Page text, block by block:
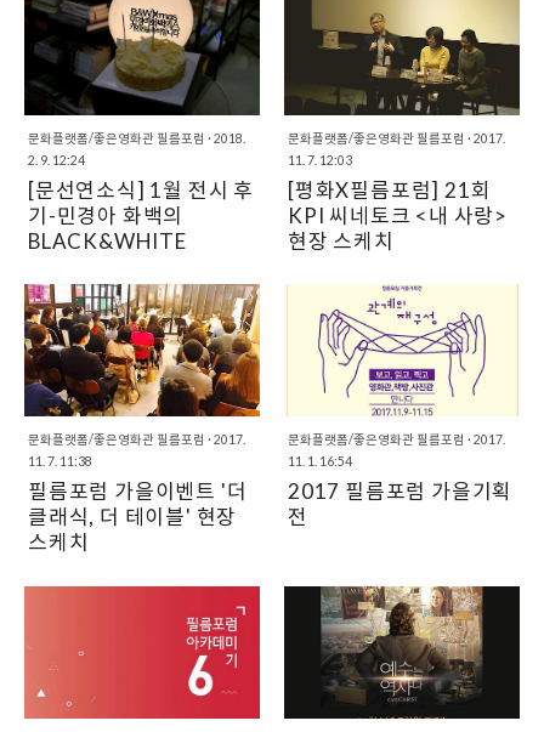
서 명맥이 끊기다시피 하다가 신현
원 감독의 「소명」으로 극장가에
다시 살아난 해이기도 합니다. 하여
2019년 서울국제사랑영화제는 지
난 10년을 돌아보며 지금까지 기독
영화인상을 수상한 영화 제작자와
연출자뿐만 아니라 그들의 작품들
을 회고하고 문화선..
어 상반기 시네마 프로그램을 잘 마
칠 수 있었습니다. 하반기에도 더욱
유익하고 좋은 시네마 프로그램으
로 찾아갑니다. 많은 관심 부탁드려
요 ~! 다가오는 7월 행사 : 시네마브
런치 (매진) 필름포럼 행사에 대한
다양한 정보는 http..
되었습니다. 2012년 서울국제사랑
영화제로 이름을 바꾸고 영화를 통
해 교회와 사회가 소통하기를 바라
며 꾸준히 성장해온 지금, 제15회
서울국제사랑영화제가 2018년 4
월 24일(화)부터 29일(주일)까지
좋은영화관 필름포럼에서 개최됩니
다. 서울국제사랑영화제 홈페이지
로 이동시간표 보기예매하러 가기
영화 소개 상영 프로그램올해 서울
주제는 함께(With)입니다. 영화를
통해 우리 개인과 사회가 함께 진실
한 사랑의 마음을 나눌 수 있길 기대
합니다. • 개/폐막작: 사랑의 가치와
정신을 담은 영화로 서울국제사랑
영화제의 문을 열고 닫는 작품개막
작 폐막작 (단편) • 미션 초이스: 기
독교..
위를 통해서 나의 메시지를 드러낸
다는 것은 정말 멋진 일이죠. 야심차
게 준비한 강좌에 참여해보세요 ^^.
스토리가 있는 삶으로 여러분을 초
대합니다. 우리의 이야기를 작품으
로 담아내 보는 시간 우리의 일상이
새롭게 보일거에요. 우리의 생각과
감정을 무언가로 표현해 낸다는 것
은 얼마나 황홀하고 멋진 경험인지
모릅니다. 작은 미술가가 되어 나의
Space Juan 미술강좌에 초대합니
다. (미술강좌는 매월 강좌가 열립니
다.) 은혜로운 말씀으로 만든 작품
볼때마다 마음에 새겨질 것 같아요.
힐링의 예술 세계로 초대합니다. 새
롭게 선보이는 피아노 반주법 강좌
를 소개합니다. 초보자들도 ..
문화플랫폼/좋은영화관 필름포럼 · 2018.
2. 9. 12:24
[문선연소식] 1월 전시 후
기-민경아 화백의
BLACK&WHITE
월 31일 까지 필름포럼에서 민경아
화백의 개인전이 열렸습니다. 주제
는 BLACK & WHITE
CHRISTMAS 로 가장 단순한 색인
BLACK 과 WHITE가 만들어낸 예
수 그리스도의 탄생의 의미가 더욱
와 닿은 전시회였습니다. 특히 민경
아 화백님의 작품은 수천 년의 시간
과 동서양을 넘나드는 브리콜라주
로 주목받는 작품들입니다. 한국적
이미지로 고스란히 전해지는 예수
주는 작품들이었습니다. 특히 전시
회 당일은 민경아 화백님께서 직접
오셔서 작품설명을 해주시기도 해
서 더욱 좋았습니다. 제가 생각했던
작품이해와 작가님의 작품설명이
더해져서 더욱 풍성한 시간이었습
문화플랫폼/좋은영화관 필름포럼 · 2017.
11. 7. 12:03
[평화X필름포럼] 21회
KPI 씨네토크 <내 사랑>
현장 스케치
러운 모디, 그리고 홀로 거친 인생을
살아야만 했던 에버릿. 세상으로부
터 버림 받은 두 사람이 만났습니다.
에버릿이 모디를 아무리 할퀴고 상
처 내어도 종국에 에버릿조차 자상
하고 따뜻한 남자로 변하게 만든 모
디의 힘. 그것은 가슴 한켠에 묻어둔
아픔 때문이었을까요, 아니면, "내
인생 전부가 이미 액자 속에 있어요.
바로 저기에..." 그림 덕분이었을까
스로 행복을 찾아낸 모디, 그녀를 통
해 평화와 화해를 이야기하는 시간
을 한반도평화연구원과 함께 가졌
습니다. 토요일 오후에 가족들과 함
께 영화를 보고, 이야기 나누는 시간
이 앞으로도 계속됩니다.^^
문화플랫폼/좋은영화관 필름포럼 · 2017.
11. 7. 11:38
필름포럼 가을이벤트 '더
클래식, 더 테이블' 현장
스케치
과 잘 어울리는 영화 을 동시에! 필
름포럼 가을이벤트 [더 클래식, 더
테이블]의 현장사진 전합니다. 계속
되는 필름포럼의 따뜻한 이벤트, 주
목해주세요. ; )
문화플랫폼/좋은영화관 필름포럼 · 2017.
11. 1. 16:54
2017 필름포럼 가을기획
전